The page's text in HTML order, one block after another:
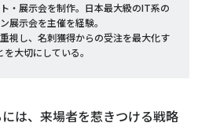
・展示会を制作。日本最大級のIT系の
展示会を主催を経験。
視し、名刺獲得からの受注を最大化す
を大切にしている。
は、来場者を惹きつける戦略